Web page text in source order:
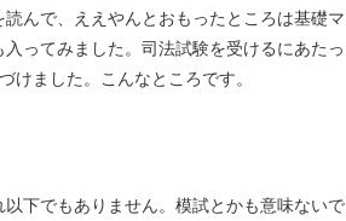
んで、ええやんとおもったところは基礎マ
ってみました。司法試験を受けるにあたっ
ました。こんなところです。
下でもありません。模試とかも意味ないで